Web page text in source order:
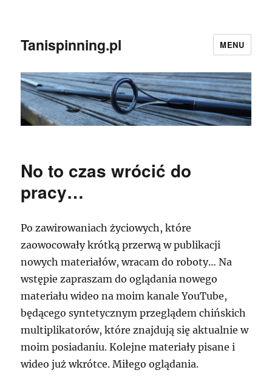
Tanispinning.pl MENU
No to czas wrócić do
pracy…
Po zawirowaniach życiowych, które
zaowocowały krótką przerwą w publikacji
nowych materiałów, wracam do roboty… Na
wstępie zapraszam do oglądania nowego
materiału wideo na moim kanale YouTube,
będącego syntetycznym przeglądem chińskich
multiplikatorów, które znajdują się aktualnie w
moim posiadaniu. Kolejne materiały pisane i
wideo już wkrótce. Miłego oglądania.